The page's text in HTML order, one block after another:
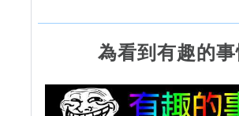
為看到有趣的